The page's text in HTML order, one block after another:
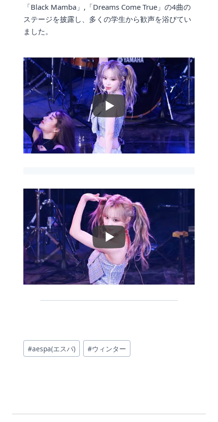
「Black Mamba」,「Dreams Come True」の4曲の
ステージを披露し、多くの学生から歓声を浴びてい
ました。
投
稿
#aespa(エスパ) #ウィンター